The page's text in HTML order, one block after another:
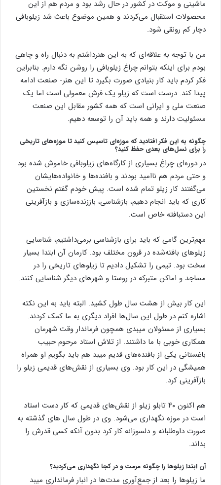
ماشینی و موکت در کشور در حال رشد بود و مردم هم از این
محصولات استقبال می‌کردند و همین موضوع باعث شد زیلوبافی
دچار کم رونقی شود.
من با توجه به علاقه‌ای که به این هنرداشتم به دنبال راه و چاهی
بودم برای اینکه بتوانم چراغ زیلوبافی را روشن نگه دارم. بنابراین
فکر کردم باید کار بنیادی صورت بگیرد تا این هنر- صنعت ادامه
پیدا کند. درست است که زیلو یک فرش معمولی است اما یک
صنعت ملی و ایرانی است که همه کشور مقابل این صنعت
مسئولیت دارند و همه باید آن را توسعه دهیم.
چگونه به این فکر افتادید که موزه‌ای تاسیس کنید تا موزه‌های تاریخی
را برای نسل‌های بعدی حفظ کنید؟
در دوره‌ای چراغ بسیاری از کارگاه‌های زیلوبافی خاموش شده بود
و حتی مردم هم ناامید بودند و بافنده‌ها و خانواده‌هایشان
می‌گفتند کار زیلو تمام شده است. پیش خودم گفتم نخستین
کاری که باید انجام دهیم، بازشناسی، باززنده‌سازی و بازآفرینی
این دستبافته خاص است.
مهم‌ترین گامی که باید برای بازشناسی برمی‌داشتیم، شناسایی
زیلوهای بافته‌شده در قرون مختلف بود. کارمان آن ابتدا بسیار
سخت بود. تیمی را تشکیل دادیم تا زیلوهای تاریخی را در
مساجد و اماکن متبرکه در روستا و شهرهای دیگر شناسایی کنند.
این کار بیش از هشت سال طول کشید. البته باید به این نکته
اشاره کنم در طول این سال‌ها افراد دیگری به ما کمک کردند.
بسیاری از مسئولان میبدی همچون فرماندار وقت شهرمان
همکاری خوبی با ما داشتند. از تلاش استاد مرحوم حبیب
باغستانی یکی از بافنده‌های قدیم میبد هم باید بگویم او همراه
همیشگی در این کار بود. وی بسیاری از نقش‌های قدیمی زیلو را
بازآفرینی کرد.
هم اکنون ۴۰ تابلو زیلو از نقش‌های قدیمی که کار دست استاد
است در موزه نگهداری می‌شود. وی در طول سال های گذشته به
صورت داوطلبانه و دلسوزانه کار کرد بدون آنکه کسی قدرش را
بداند.
آن ابتدا زیلوها را چگونه مرمت و در کجا نگهداری می‌کردید؟
ما زیلوها را بعد از جمع‌آوری مدت‌ها در انبار فرمانداری میبد